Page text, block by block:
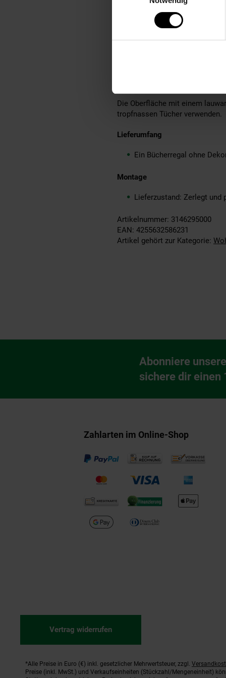
Information zur
Das Kunstharz Melamin ist
und kratzfeste Oberflächen
Die Oberfläche mit einem
tropfnassen Tücher verwenden.
Lieferumfang
Ein Bücherregal ohne
Montage
Lieferzustand: Zerlegt
Artikelnummer: 3146295000
EAN: 4255632586231
Artikel gehört zur Kategorie:
Newsletter
Abonniere
sichere dir einen
Zahlarten im Online-Shop
Vertrag widerrufen
Fußnoten
*Alle Preise in Euro (€) inkl. gesetzlicher Mehrwertsteuer, zzgl.
Preise (inkl. MwSt.) und Verkaufseinheiten (Stückzahl/Mengeneinheit)